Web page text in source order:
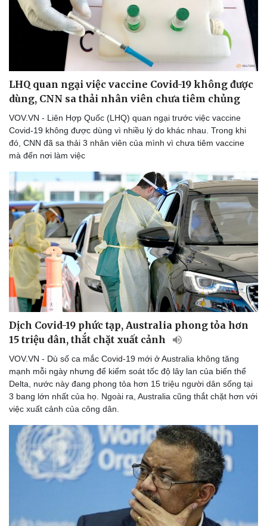
LHQ quan ngại việc vaccine Covid-19 không được
dùng, CNN sa thải nhân viên chưa tiêm chủng
VOV.VN - Liên Hợp Quốc (LHQ) quan ngại trước việc vaccine
Covid-19 không được dùng vì nhiều lý do khác nhau. Trong khi
đó, CNN đã sa thải 3 nhân viên của mình vì chưa tiêm vaccine
mà đến nơi làm việc
Dịch Covid-19 phức tạp, Australia phong tỏa hơn
15 triệu dân, thắt chặt xuất cảnh
VOV.VN - Dù số ca mắc Covid-19 mới ở Australia không tăng
mạnh mỗi ngày nhưng để kiểm soát tốc độ lây lan của biến thể
Delta, nước này đang phong tỏa hơn 15 triệu người dân sống tại
3 bang lớn nhất của họ. Ngoài ra, Australia cũng thắt chặt hơn với
việc xuất cảnh của công dân.